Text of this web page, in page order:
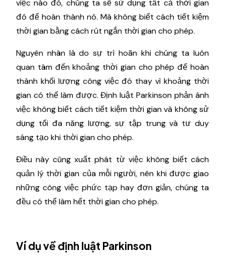
việc nào đó, chúng ta sẽ sử dụng tất cả thời gian
đó để hoàn thành nó. Mà không biết cách tiết kiệm
thời gian bằng cách rút ngắn thời gian cho phép.
Nguyên nhân là do sự trì hoãn khi chúng ta luôn
quan tâm đến khoảng thời gian cho phép để hoàn
thành khối lượng công việc đó thay vì khoảng thời
gian có thể làm được. Định luật Parkinson phản ánh
việc không biết cách tiết kiệm thời gian và không sử
dụng tối đa năng lượng, sự tập trung và tư duy
sáng tạo khi thời gian cho phép.
Điều này cũng xuất phát từ việc không biết cách
quản lý thời gian của mỗi người, nên khi được giao
những công việc phức tạp hay đơn giản, chúng ta
đều có thể làm hết thời gian cho phép.
Ví dụ về định luật Parkinson